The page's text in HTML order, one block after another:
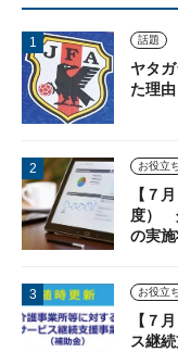
話題
ヤタ
た理由
【７
度）
の実施
【７
ス継